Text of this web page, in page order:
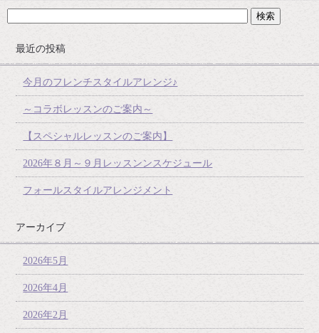
最近の投稿
今月のフレンチスタイルアレンジ♪
～コラボレッスンのご案内～
【スペシャルレッスンのご案内】
2026年８月～９月レッスンンスケジュール
フォールスタイルアレンジメント
アーカイブ
2026年5月
2026年4月
2026年2月